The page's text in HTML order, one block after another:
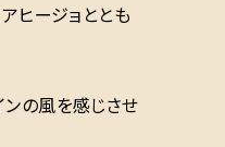
ヒージョととも
の風を感じさせ